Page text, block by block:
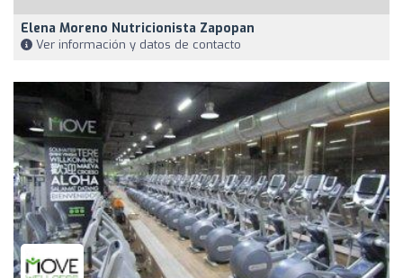
Elena Moreno Nutricionista Zapopan
Ver información y datos de contacto